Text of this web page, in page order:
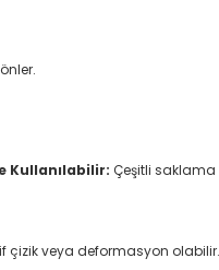
Kullanılabilir: Çeşitli saklama
çizik veya deformasyon